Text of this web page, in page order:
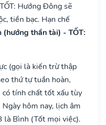
Hướng Đông sẽ
tiền bạc. Hạn chế
(hướng thần tài) - TỐT:
(gọi là kiến trừ thập
thứ tự tuần hoàn,
có tính chất tốt xấu tùy
hôm nay, lịch âm
Bình (Tốt mọi việc).